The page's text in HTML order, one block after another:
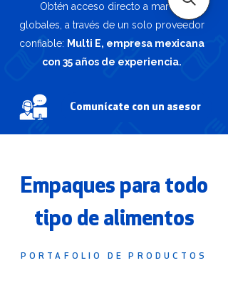
Obtén acceso directo a marcas
globales, a través de un solo proveedor
confiable: Multi E, empresa mexicana
con 35 años de experiencia.
Comunícate con un asesor
Empaques para todo
tipo de alimentos
PORTAFOLIO DE PRODUCTOS